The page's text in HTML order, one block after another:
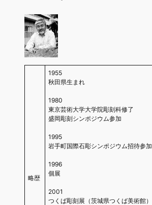
略歴
1955
秋田県生まれ
1980
東京芸術大学大学院彫刻科修了
盛岡彫刻シンポジウム参加
1995
岩手町国際石彫シンポジウム招待参加
1996
個展
2001
つくば彫刻展（茨城県つくば美術館）